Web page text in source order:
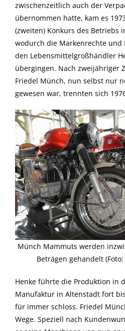
zwischenzeitlich auch der
übernommen hatte, kam es
(zweiten) Konkurs des Betriebs
wodurch die Markenrechte und
den Lebensmittelgroßhändler
übergingen. Nach zweijähriger
Friedel Münch, nun selbst nur
gewesen war, trennten sich
Münch Mammuts werden
Beträgen gehandelt
Henke führte die Produktion in
Manufaktur in Altenstadt fort
für immer schloss. Friedel
Wege. Speziell nach